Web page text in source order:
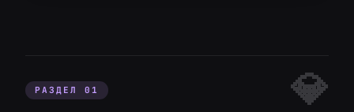
РАЗДЕЛ 01